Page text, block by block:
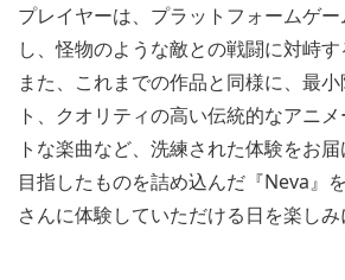
プレイヤーは、プラットフォームゲ
し、怪物のような敵との戦闘に対峙す
また、これまでの作品と同様に、最
ト、クオリティの高い伝統的なアニ
トな楽曲など、洗練された体験をお
目指したものを詰め込んだ『Neva』
さんに体験していただける日を楽しみ